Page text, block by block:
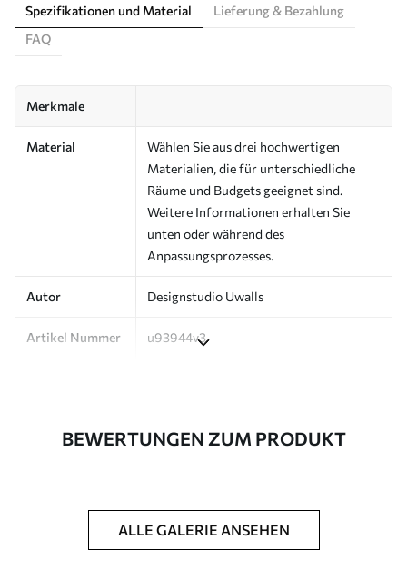
Spezifikationen und Material
Lieferung & Bezahlung
FAQ
Merkmale
Material
Wählen Sie aus drei hochwertigen
Materialien, die für unterschiedliche
Räume und Budgets geeignet sind.
Weitere Informationen erhalten Sie
unten oder während des
Anpassungsprozesses.
Autor Designstudio Uwalls
Artikel Nummer u93944v3
Zusätzlich
Erhältlich mit Lackbeschichtung
Schwamm gereinigt werden.
Fototapeten mit Lackbeschichtung
BEWERTUNGEN ZUM PRODUKT
ALLE GALERIE ANSEHEN